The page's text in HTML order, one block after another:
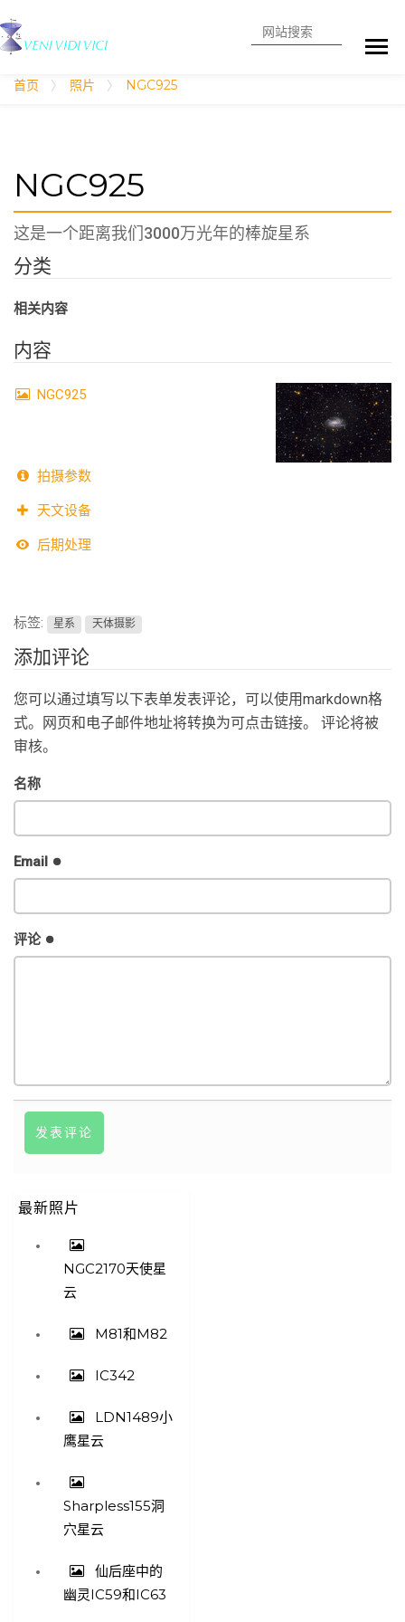
搜索
首页 照片 NGC925
NGC925
这是一个距离我们3000万光年的棒旋星系
分类
相关内容
内容
NGC925
拍摄参数
天文设备
后期处理
标签: 星系 天体摄影
添加评论
您可以通过填写以下表单发表评论，可以使用markdown格
式。网页和电子邮件地址将转换为可点击链接。 评论将被
审核。
名称
Email
评论
最新照片
NGC2170天使星
云
M81和M82
IC342
LDN1489小
鹰星云
Sharpless155洞
穴星云
仙后座中的
幽灵IC59和IC63